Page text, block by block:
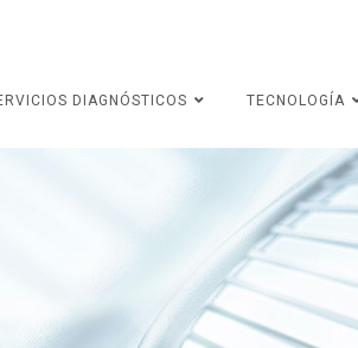
DIAGNÓSTICOS
TECNOLOGÍA